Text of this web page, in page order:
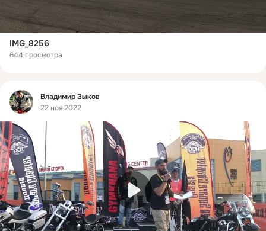
IMG_8256
644 просмотра
Фид
Владимир Зыков
22 ноя 2022